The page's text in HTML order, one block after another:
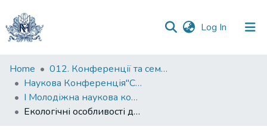
Log In (current)
Communities
&
Collections
Home
012. Конференції та семінари НаУКМА
Наукова Конференція"Суспільство, довкілля та зміна клімату"
I Молодіжна наукова конференція "Суспільство, довкілля та зміна клімату" (2017)
Екологічні особливості деревних рослин регіонального ландшафтного парку "Ялівщина" та значення території для урбосередовища м. Чернігова